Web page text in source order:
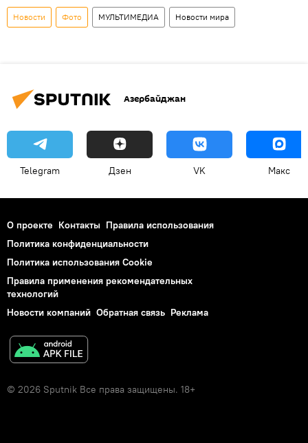
Новости Фото МУЛЬТИМЕДИА Новости мира
Азербайджан
Telegram Дзен VK Макс
О проекте Контакты Правила использования
Политика конфиденциальности
Политика использования Cookie
Правила применения рекомендательных
технологий
Новости компаний Обратная связь Реклама
© 2026 Sputnik Все права защищены. 18+